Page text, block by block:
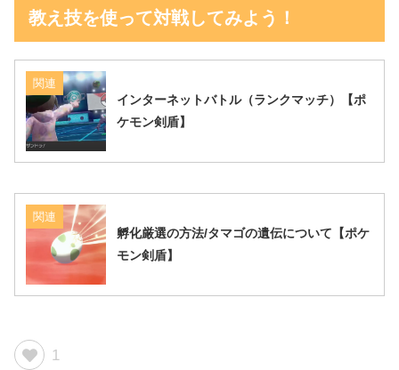
教え技を使って対戦してみよう！
関連
インターネットバトル（ランクマッチ）【ポ
ケモン剣盾】
関連
孵化厳選の方法/タマゴの遺伝について【ポケ
モン剣盾】
1